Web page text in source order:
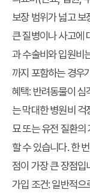
보장 범위가 넓고
큰 질병이나 사고에
과 수술비와 입원비
까지 포함하는 경우
혜택: 반려동물이 심
는 막대한 병원비 걱
묘 또는 유전 질환
할 수 있습니다. 한
점이 가장 큰 장점입
가입 조건:일반적으